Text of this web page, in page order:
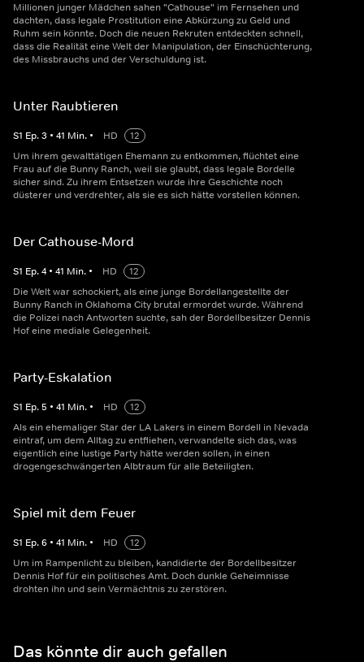
Millionen junger Mädchen sahen "Cathouse" im Fernsehen und
dachten, dass legale Prostitution eine Abkürzung zu Geld und
Ruhm sein könnte. Doch die neuen Rekruten entdeckten schnell,
dass die Realität eine Welt der Manipulation, der Einschüchterung,
des Missbrauchs und der Verschuldung ist.
Unter Raubtieren
S1 Ep.3 • 41 Min. • HD
12
Um ihrem gewalttätigen Ehemann zu entkommen, flüchtet eine
Frau auf die Bunny Ranch, weil sie glaubt, dass legale Bordelle
sicher sind. Zu ihrem Entsetzen wurde ihre Geschichte noch
düsterer und verdrehter, als sie es sich hätte vorstellen können.
Der Cathouse-Mord
S1 Ep.4 • 41 Min. • HD
12
Die Welt war schockiert, als eine junge Bordellangestellte der
Bunny Ranch in Oklahoma City brutal ermordet wurde. Während
die Polizei nach Antworten suchte, sah der Bordellbesitzer Dennis
Hof eine mediale Gelegenheit.
Party-Eskalation
S1 Ep.5 • 41 Min. • HD
12
Als ein ehemaliger Star der LA Lakers in einem Bordell in Nevada
eintraf, um dem Alltag zu entfliehen, verwandelte sich das, was
eigentlich eine lustige Party hätte werden sollen, in einen
drogengeschwängerten Albtraum für alle Beteiligten.
Spiel mit dem Feuer
S1 Ep.6 • 41 Min. • HD
12
Um im Rampenlicht zu bleiben, kandidierte der Bordellbesitzer
Dennis Hof für ein politisches Amt. Doch dunkle Geheimnisse
drohten ihn und sein Vermächtnis zu zerstören.
Das könnte dir auch gefallen